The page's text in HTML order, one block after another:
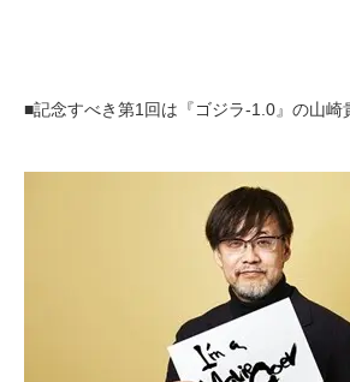
■記念すべき第1回は『ゴジラ-1.0』の山崎